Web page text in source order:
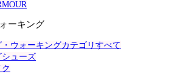
ーキング
ウォーキングカテゴリすべて
シューズ